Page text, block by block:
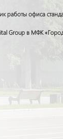
работы офиса
Group в МФК